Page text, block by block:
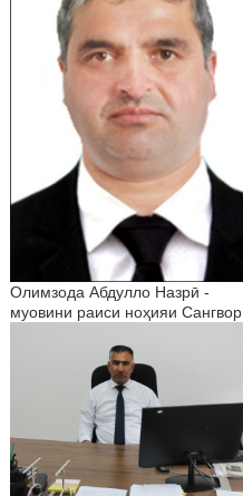
Олимзода Абдулло Назрӣ -
муовини раиси ноҳияи Сангвор